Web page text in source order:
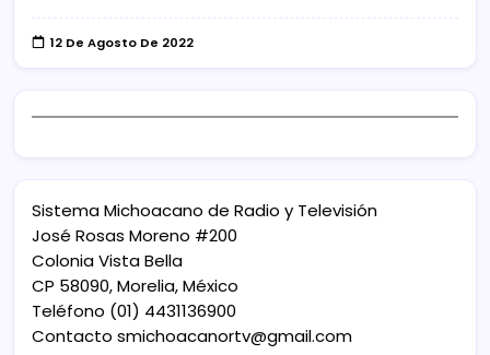
12 De Agosto De 2022
Sistema Michoacano de Radio y Televisión
José Rosas Moreno #200
Colonia Vista Bella
CP 58090, Morelia, México
Teléfono (01) 4431136900
Contacto smichoacanortv@gmail.com